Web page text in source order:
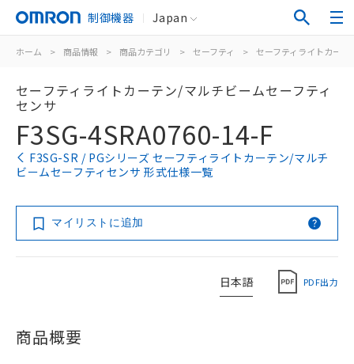
制御機器 Japan
ホーム > 商品情報 > 商品カテゴリ > セーフティ > セーフティライトカー
セーフティライトカーテン/マルチビームセーフティ
センサ
F3SG-4SRA0760-14-F
F3SG-SR / PGシリーズ セーフティライトカーテン/マルチ
ビームセーフティセンサ 形式仕様一覧
マイリストに追加
日本語 PDF出力
商品概要